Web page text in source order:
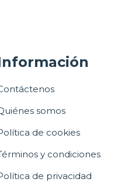
somos
de cookies
y condiciones
de privacidad